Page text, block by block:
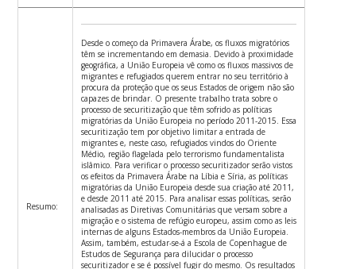
Resumo:
Desde o começo da Primavera Árabe, os fluxos migratórios
têm se incrementando em demasia. Devido à proximidade
geográfica, a União Europeia vê como os fluxos massivos de
migrantes e refugiados querem entrar no seu território à
procura da proteção que os seus Estados de origem não são
capazes de brindar. O presente trabalho trata sobre o
processo de securitização que têm sofrido as políticas
migratórias da União Europeia no período 2011-2015. Essa
securitização tem por objetivo limitar a entrada de
migrantes e, neste caso, refugiados vindos do Oriente
Médio, região flagelada pelo terrorismo fundamentalista
islâmico. Para verificar o processo securitizador serão vistos
os efeitos da Primavera Árabe na Líbia e Síria, as políticas
migratórias da União Europeia desde sua criação até 2011,
e desde 2011 até 2015. Para analisar essas políticas, serão
analisadas as Diretivas Comunitárias que versam sobre a
migração e o sistema de refúgio europeu, assim como as leis
internas de alguns Estados-membros da União Europeia.
Assim, também, estudar-se-á a Escola de Copenhague de
Estudos de Segurança para dilucidar o processo
securitizador e se é possível fugir do mesmo. Os resultados